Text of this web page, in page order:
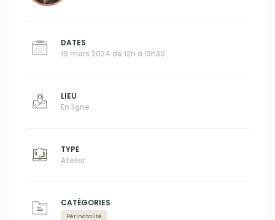
DATES
19 mars 2024 de 12h à 13h30
LIEU
En ligne
TYPE
Atelier
CATÉGORIES
Périnatalité